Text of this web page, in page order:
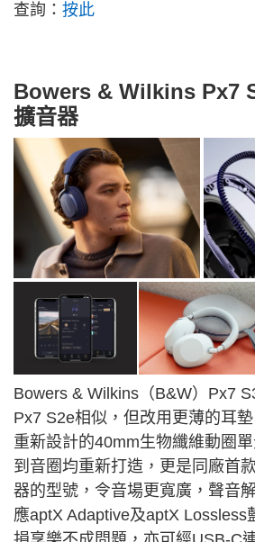
查詢： 按此
Bowers & Wilkins Px7
擴音器
Bowers & Wilkins（B&W）Px7
Px7 S2e相似，但改用更薄的耳
重新設計的40mm生物纖維動圈
到音圈均重新打造，更是同廠首
器的型號，令音場更寬廣，聲音
應aptX Adaptive及aptX Lossless